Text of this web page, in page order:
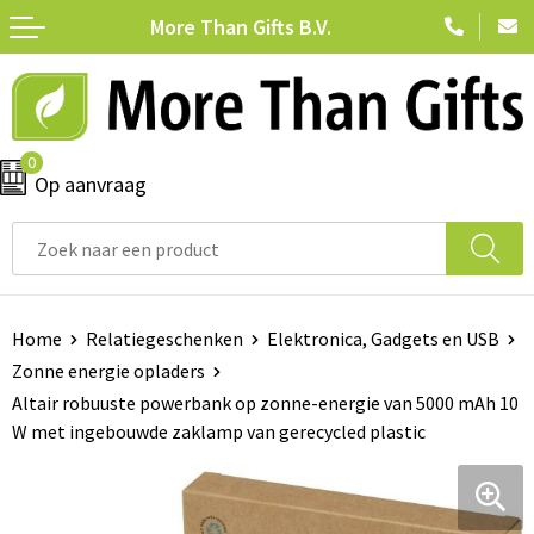
0
Op aanvraag
More Than Gifts B.V.
Alle momenten
Dag van de Leraar
Give aways
Kerst
Pasen
Sinterklaas
Anti-stress
Bidons en sportflessen
Bloemen en planten
Brievenbuspost relatiegeschenken
Duurzaam
Elektronica, Gadgets en USB
Badtextiel en Douche
Bodywarmers
Broeken
Caps, Hoeden en Mutsen
Handschoenen en Sjaals
Jassen
Kledingaccessoires
Veelgestelde vragen
Home Relatiegeschenken
Elektronica, Gadgets en USB
Zonne energie opladers
Altair robuuste powerbank op zonne-energie van 5000 mAh 10
W met ingebouwde zaklamp van gerecycled plastic